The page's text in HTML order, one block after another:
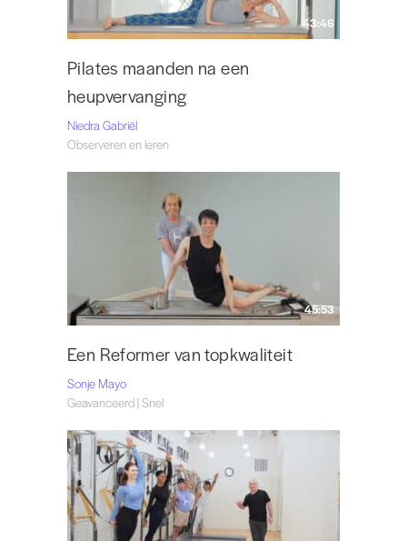
43:46
Pilates maanden na een
heupvervanging
Niedra Gabriël
Observeren en leren
45:53
Een Reformer van topkwaliteit
Sonje Mayo
Geavanceerd | Snel